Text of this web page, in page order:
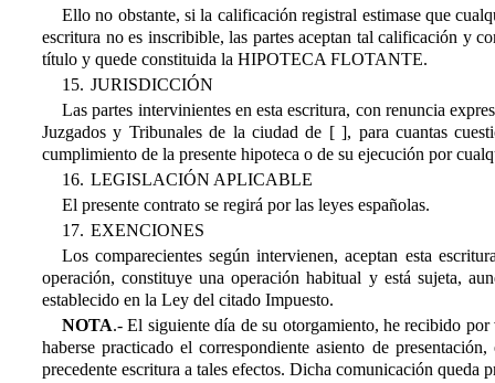
Ello no obstante, si la calificación registral estimase que
escritura no es inscribible, las partes aceptan tal calificación y
título y quede constituida la HIPOTECA FLOTANTE.
15. JURISDICCIÓN
Las partes intervinientes en esta escritura, con renuncia
Juzgados y Tribunales de la ciudad de [ ], para cuantas
cumplimiento de la presente hipoteca o de su ejecución por
16. LEGISLACIÓN APLICABLE
El presente contrato se regirá por las leyes españolas.
17. EXENCIONES
Los comparecientes según intervienen, aceptan esta
operación, constituye una operación habitual y está sujeta,
establecido en la Ley del citado Impuesto.
NOTA.- El siguiente día de su otorgamiento, he recibido
haberse practicado el correspondiente asiento de
precedente escritura a tales efectos. Dicha comunicación queda